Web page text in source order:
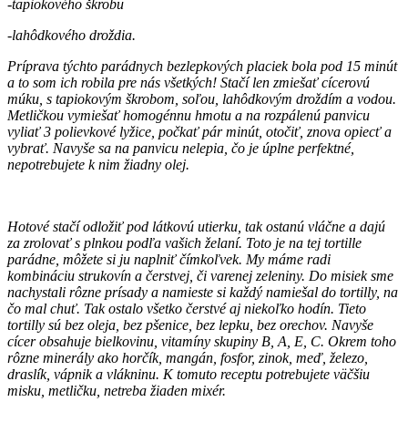
-tapiokového škrobu
-lahôdkového droždia.
Príprava týchto parádnych bezlepkových placiek bola pod 15 minút
a to som ich robila pre nás všetkých! Stačí len zmiešať cícerovú
múku, s tapiokovým škrobom, soľou, lahôdkovým droždím a vodou.
Metličkou vymiešať homogénnu hmotu a na rozpálenú panvicu
vyliať 3 polievkové lyžice, počkať pár minút, otočiť, znova opiecť a
vybrať. Navyše sa na panvicu nelepia, čo je úplne perfektné,
nepotrebujete k nim žiadny olej.
Hotové stačí odložiť pod látkovú utierku, tak ostanú vláčne a dajú
za zrolovať s plnkou podľa vašich želaní. Toto je na tej tortille
parádne, môžete si ju naplniť čímkoľvek. My máme radi
kombináciu strukovín a čerstvej, či varenej zeleniny. Do misiek sme
nachystali rôzne prísady a namieste si každý namiešal do tortilly, na
čo mal chuť. Tak ostalo všetko čerstvé aj niekoľko hodín. Tieto
tortilly sú bez oleja, bez pšenice, bez lepku, bez orechov. Navyše
cícer obsahuje bielkovinu, vitamíny skupiny B, A, E, C. Okrem toho
rôzne minerály ako horčík, mangán, fosfor, zinok, meď, železo,
draslík, vápnik a vlákninu. K tomuto receptu potrebujete väčšiu
misku, metličku, netreba žiaden mixér.